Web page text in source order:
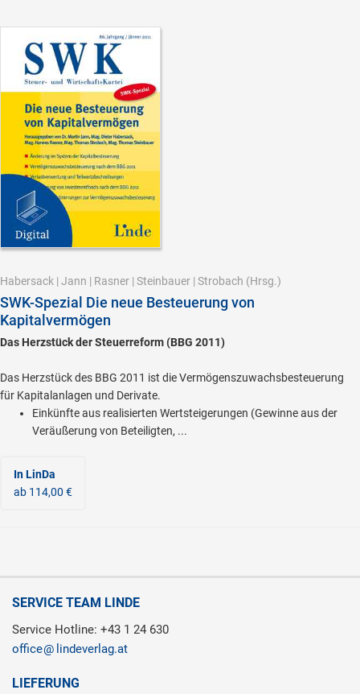
Habersack | Jann | Rasner | Steinbauer | Strobach (Hrsg.)
SWK-Spezial Die neue Besteuerung von
Kapitalvermögen
Das Herzstück der Steuerreform (BBG 2011)
Das Herzstück des BBG 2011 ist die Vermögenszuwachsbesteuerung
für Kapitalanlagen und Derivate.
Einkünfte aus realisierten Wertsteigerungen (Gewinne aus der
Veräußerung von Beteiligten, ...
In LinDa
ab 114,00 €
SERVICE TEAM LINDE
Service Hotline: +43 1 24 630
office
lindeverlag.at
LIEFERUNG